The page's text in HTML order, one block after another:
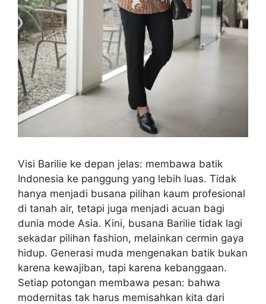
Visi Barilie ke depan jelas: membawa batik
Indonesia ke panggung yang lebih luas. Tidak
hanya menjadi busana pilihan kaum profesional
di tanah air, tetapi juga menjadi acuan bagi
dunia mode Asia. Kini, busana Barilie tidak lagi
sekadar pilihan fashion, melainkan cermin gaya
hidup. Generasi muda mengenakan batik bukan
karena kewajiban, tapi karena kebanggaan.
Setiap potongan membawa pesan: bahwa
modernitas tak harus memisahkan kita dari